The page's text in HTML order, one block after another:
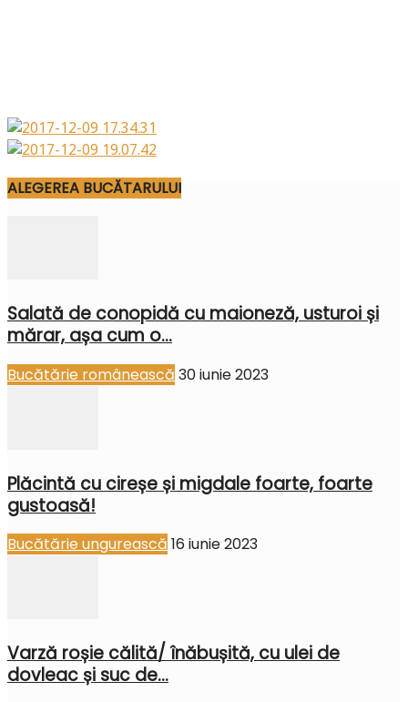
ALEGEREA BUCĂTARULUI
Salată de conopidă cu maioneză, usturoi și
mărar, așa cum o...
Bucătărie românească 30 iunie 2023
Plăcintă cu cireșe și migdale foarte, foarte
gustoasă!
Bucătărie ungurească 16 iunie 2023
Varză roșie călită/ înăbușită, cu ulei de
dovleac și suc de...